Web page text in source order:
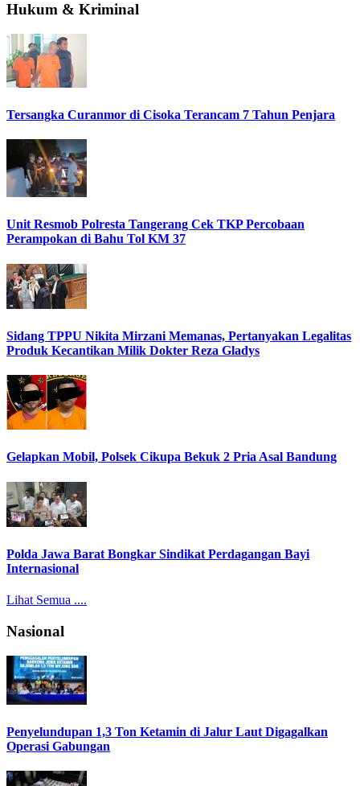
Hukum & Kriminal
Tersangka Curanmor di Cisoka Terancam 7 Tahun Penjara
Unit Resmob Polresta Tangerang Cek TKP Percobaan
Perampokan di Bahu Tol KM 37
Sidang TPPU Nikita Mirzani Memanas, Pertanyakan Legalitas
Produk Kecantikan Milik Dokter Reza Gladys
Gelapkan Mobil, Polsek Cikupa Bekuk 2 Pria Asal Bandung
Polda Jawa Barat Bongkar Sindikat Perdagangan Bayi
Internasional
Lihat Semua ....
Nasional
Penyelundupan 1,3 Ton Ketamin di Jalur Laut Digagalkan
Operasi Gabungan